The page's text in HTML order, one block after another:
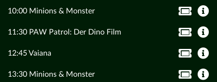
10:00 Minions & Monster
11:30 PAW Patrol: Der Dino Film
12:45 Vaiana
13:30 Minions & Monster